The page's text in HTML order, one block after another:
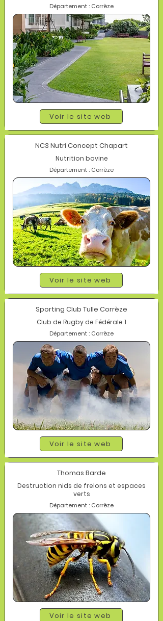
Département : Corrèze
Voir le site web
NC3 Nutri Concept Chapart
Nutrition bovine
Département : Corrèze
Voir le site web
Sporting Club Tulle Corrèze
Club de Rugby de Fédérale 1
Département : Corrèze
Voir le site web
Thomas Barde
Destruction nids de frelons et espaces
verts
Département : Corrèze
Voir le site web